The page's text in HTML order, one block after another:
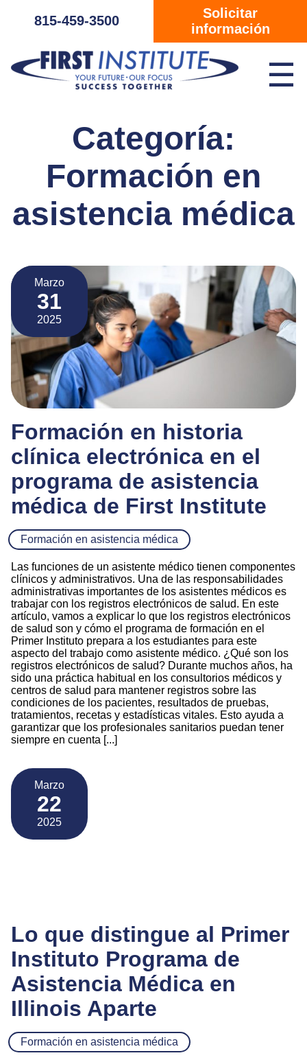
815-459-3500
Solicitar
información
☰
Categoría:
Formación en
asistencia médica
Marzo
31
2025
Formación en historia
clínica electrónica en el
programa de asistencia
médica de First Institute
Formación en asistencia médica
Las funciones de un asistente médico tienen componentes
clínicos y administrativos. Una de las responsabilidades
administrativas importantes de los asistentes médicos es
trabajar con los registros electrónicos de salud. En este
artículo, vamos a explicar lo que los registros electrónicos
de salud son y cómo el programa de formación en el
Primer Instituto prepara a los estudiantes para este
aspecto del trabajo como asistente médico. ¿Qué son los
registros electrónicos de salud? Durante muchos años, ha
sido una práctica habitual en los consultorios médicos y
centros de salud para mantener registros sobre las
condiciones de los pacientes, resultados de pruebas,
tratamientos, recetas y estadísticas vitales. Esto ayuda a
garantizar que los profesionales sanitarios puedan tener
siempre en cuenta [...]
Marzo
22
2025
Lo que distingue al Primer
Instituto Programa de
Asistencia Médica en
Illinois Aparte
Formación en asistencia médica